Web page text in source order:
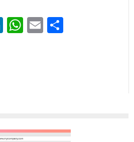
LinkedIn
WhatsApp
Email